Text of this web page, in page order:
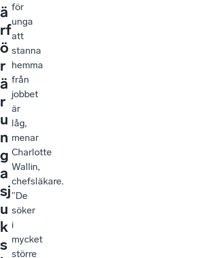
ä
rf
ö
r
ä
r
u
n
g
a
sj
u
k
s
för
unga
att
stanna
hemma
från
jobbet
är
låg,
menar
Charlotte
Wallin,
chefsläkare.
”De
söker
i
mycket
större